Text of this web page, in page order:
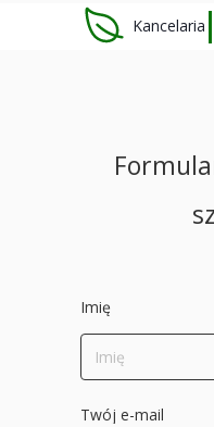
Kancelaria
Imię
Twój e-mail